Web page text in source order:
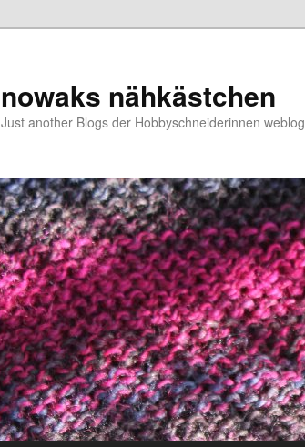
nowaks nähkästchen
Just another Blogs der Hobbyschneiderinnen weblog